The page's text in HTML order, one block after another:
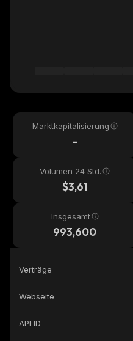
Marktkapitalisierung
-
Volumen 24 Std.
$3,61
Insgesamt
993,600
Verträge
Webseite
API ID